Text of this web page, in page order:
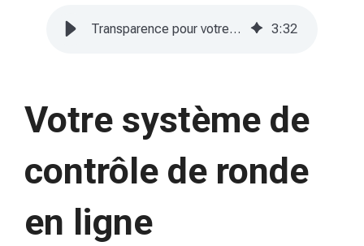
Transparence pour votre service de sécurité 3:32
Votre système de
contrôle de ronde
en ligne